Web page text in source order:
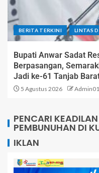
BERITA TERKINI LINTAS
Bupati Anwar Sadat
Berpasangan,
Jadi ke-61 Tanjab
5 Agustus 2026 Admin01
PENCARI
PEMBUNUHAN DI
IKLAN